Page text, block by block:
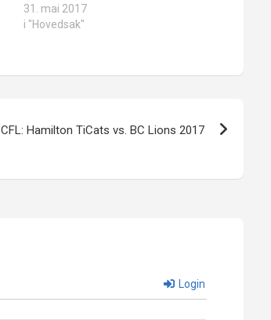
31. mai 2017
i "Hovedsak"
CFL: Hamilton TiCats vs. BC Lions 2017
Login